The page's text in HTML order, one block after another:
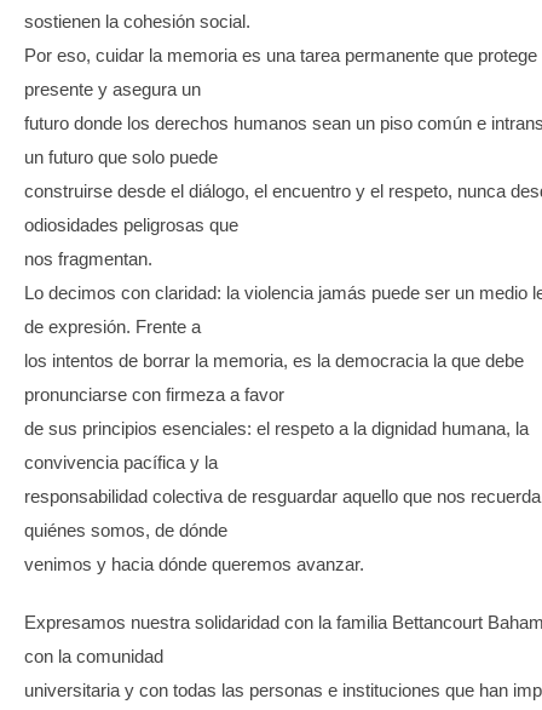
sostienen la cohesión social.
Por eso, cuidar la memoria es una tarea permanente que
presente y asegura un
futuro donde los derechos humanos sean un piso común e
un futuro que solo puede
construirse desde el diálogo, el encuentro y el respeto, nunca
odiosidades peligrosas que
nos fragmentan.
Lo decimos con claridad: la violencia jamás puede ser un medio
de expresión. Frente a
los intentos de borrar la memoria, es la democracia la que debe
pronunciarse con firmeza a favor
de sus principios esenciales: el respeto a la dignidad humana, la
convivencia pacífica y la
responsabilidad colectiva de resguardar aquello que nos recuerda
quiénes somos, de dónde
venimos y hacia dónde queremos avanzar.
Expresamos nuestra solidaridad con la familia Bettancourt
con la comunidad
universitaria y con todas las personas e instituciones que han